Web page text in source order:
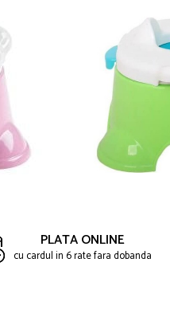
PLATA ONLINE
cu cardul in 6 rate fara dobanda